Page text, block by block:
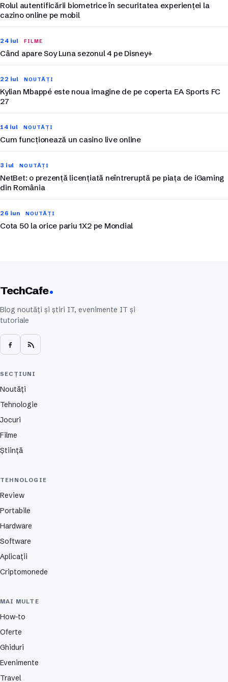
Rolul autentificării biometrice în securitatea experienței la
cazino online pe mobil
24 iul FILME
Când apare Soy Luna sezonul 4 pe Disney+
22 iul NOUTĂȚI
Kylian Mbappé este noua imagine de pe coperta EA Sports FC
27
14 iul NOUTĂȚI
Cum funcționează un casino live online
3 iul NOUTĂȚI
NetBet: o prezență licențiată neîntreruptă pe piața de iGaming
din România
26 iun NOUTĂȚI
Cota 50 la orice pariu 1X2 pe Mondial
TechCafe
Blog noutăți și știri IT, evenimente IT și
tutoriale
SECȚIUNI
Noutăți
Tehnologie
Jocuri
Filme
Știință
TEHNOLOGIE
Review
Portabile
Hardware
Software
Aplicații
Criptomonede
MAI MULTE
How-to
Oferte
Ghiduri
Evenimente
Travel